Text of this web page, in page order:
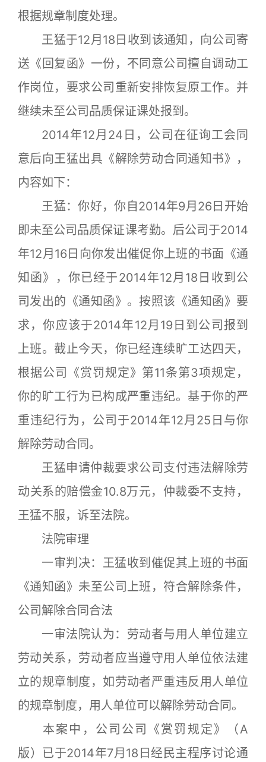
根据规章制度处理。
王猛于12月18日收到该通知，向公司寄
送《回复函》一份，不同意公司擅自调动工
作岗位，要求公司重新安排恢复原工作。并
继续未至公司品质保证课处报到。
2014年12月24日，公司在征询工会同
意后向王猛出具《解除劳动合同通知书》，
内容如下：
王猛：你好，你自2014年9月26日开始
即未至公司品质保证课考勤。后公司于2014
年12月16日向你发出催促你上班的书面《通
知函》，你已经于2014年12月18日收到公
司发出的《通知函》。按照该《通知函》要
求，你应该于2014年12月19日到公司报到
上班。截止今天，你已经连续旷工达四天，
根据公司《赏罚规定》第11条第3项规定，
你的旷工行为已构成严重违纪。基于你的严
重违纪行为，公司于2014年12月25日与你
解除劳动合同。
王猛申请仲裁要求公司支付违法解除劳
动关系的赔偿金10.8万元，仲裁委不支持，
王猛不服，诉至法院。
法院审理
一审判决：王猛收到催促其上班的书面
《通知函》未至公司上班，符合解除条件，
公司解除合同合法
一审法院认为：劳动者与用人单位建立
劳动关系，劳动者应当遵守用人单位依法建
立的规章制度，如劳动者严重违反用人单位
的规章制度，用人单位可以解除劳动合同。
本案中，公司公司《赏罚规定》（A
版）已于2014年7月18日经民主程序讨论通